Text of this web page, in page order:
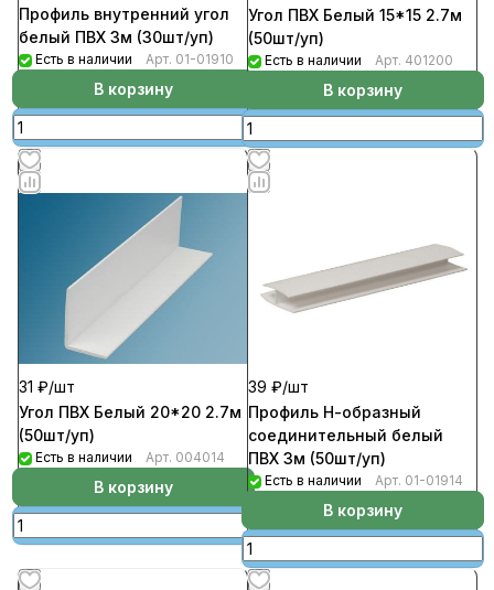
Профиль внутренний угол
белый ПВХ 3м (30шт/уп)
Есть в наличии Арт. 01-01910
В корзину
Угол ПВХ Белый 15*15 2.7м
(50шт/уп)
Есть в наличии Арт. 401200
В корзину
31 ₽/шт
Угол ПВХ Белый 20*20 2.7м
(50шт/уп)
Есть в наличии Арт. 004014
В корзину
39 ₽/шт
Профиль Н-образный
соединительный белый
ПВХ 3м (50шт/уп)
Есть в наличии Арт. 01-01914
В корзину